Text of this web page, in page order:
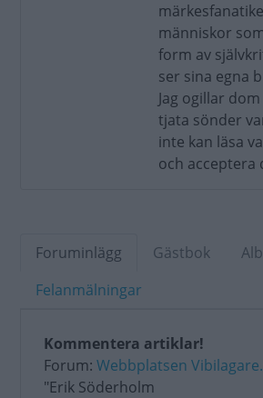
människor
form av
ser sina egna
Jag ogillar
tjata sönder
inte kan läsa
och acceptera
Foruminlägg Gästbok
Felanmälningar
Kommentera artiklar!
Forum: Webbplatsen
"Erik Söderholm